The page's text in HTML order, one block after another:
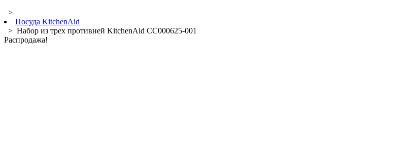
>
Посуда KitchenAid
> Набор из трех противней KitchenAid CC000625-001
Распродажа!